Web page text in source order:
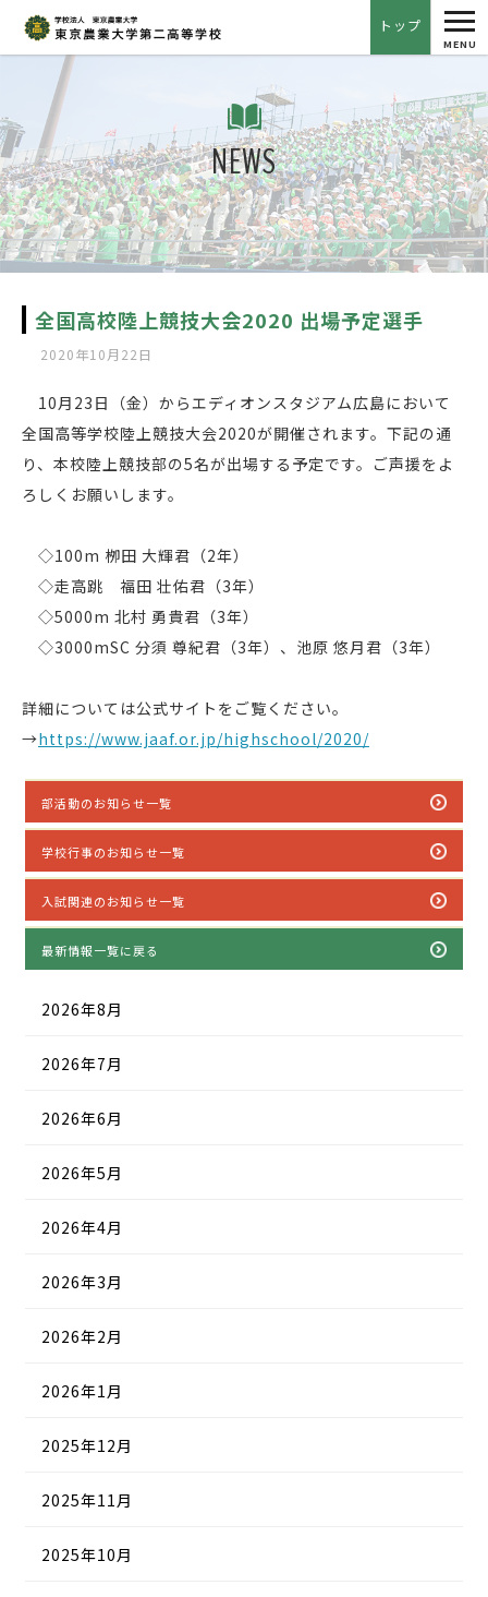
トップ
MENU
NEWS
全国高校陸上競技大会2020 出場予定選手
2020年10月22日
10月23日（金）からエディオンスタジアム広島において
全国高等学校陸上競技大会2020が開催されます。下記の通
り、本校陸上競技部の5名が出場する予定です。ご声援をよ
ろしくお願いします。
◇100m 栁田 大輝君（2年）
◇走高跳 福田 壮佑君（3年）
◇5000m 北村 勇貴君（3年）
◇3000mSC 分須 尊紀君（3年）、池原 悠月君（3年）
詳細については公式サイトをご覧ください。
→https://www.jaaf.or.jp/highschool/2020/
部活動のお知らせ一覧
学校行事のお知らせ一覧
入試関連のお知らせ一覧
最新情報一覧に戻る
2026年8月
2026年7月
2026年6月
2026年5月
2026年4月
2026年3月
2026年2月
2026年1月
2025年12月
2025年11月
2025年10月